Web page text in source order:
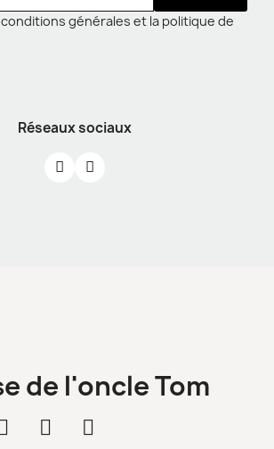
générales et la politique de
Réseaux sociaux
de l'oncle Tom